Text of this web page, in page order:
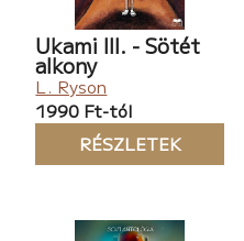
Ukami III. - Sötét
alkony
L. Ryson
1990 Ft-tól
RÉSZLETEK